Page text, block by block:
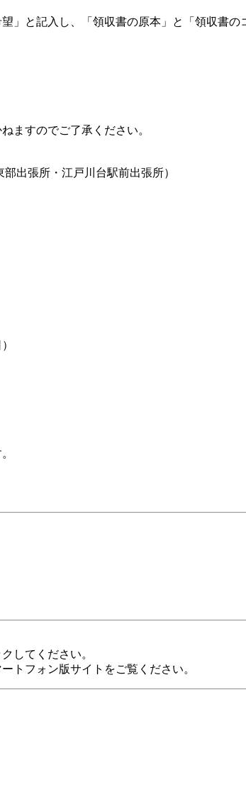
と記入し、「領収書の原本」と「領収書の
ますのでご了承ください。
出張所・江戸川台駅前出張所）
してください。
トフォン版サイトをご覧ください。